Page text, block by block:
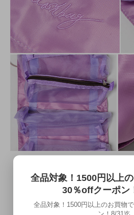
全品対象！1500円以上
30％offクーポン
全品対象！1500円以上のお買物
ン！8/31迄